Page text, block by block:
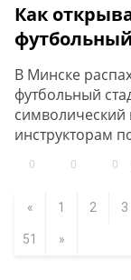
Как
В Минске
футбольный
символический
инструкторам
0 0 0
« 1 2 3
51 »